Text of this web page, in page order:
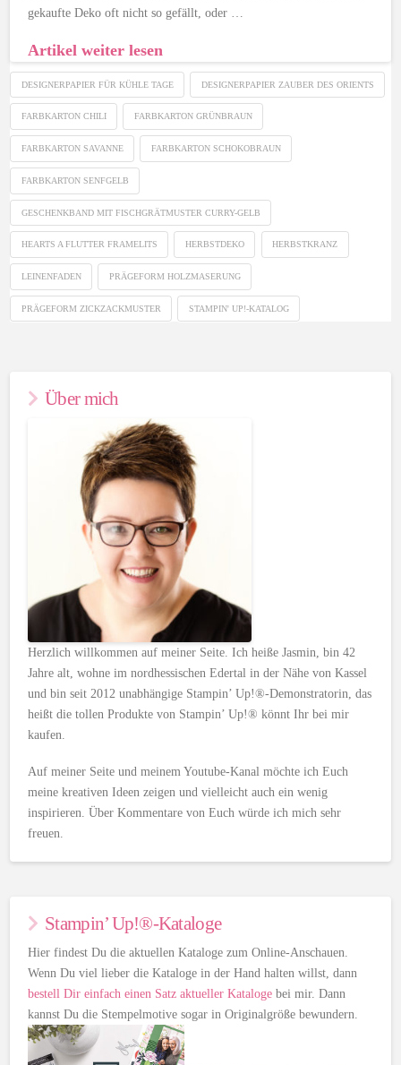
gekaufte Deko oft nicht so gefällt, oder …
Artikel weiter lesen
DESIGNERPAPIER FÜR KÜHLE TAGE DESIGNERPAPIER ZAUBER DES ORIENTS
FARBKARTON CHILI FARBKARTON GRÜNBRAUN
FARBKARTON SAVANNE FARBKARTON SCHOKOBRAUN
FARBKARTON SENFGELB
GESCHENKBAND MIT FISCHGRÄTMUSTER CURRY-GELB
HEARTS A FLUTTER FRAMELITS HERBSTDEKO HERBSTKRANZ
LEINENFADEN PRÄGEFORM HOLZMASERUNG
PRÄGEFORM ZICKZACKMUSTER STAMPIN' UP!-KATALOG
Über mich
Herzlich willkommen auf meiner Seite. Ich heiße Jasmin, bin 42
Jahre alt, wohne im nordhessischen Edertal in der Nähe von Kassel
und bin seit 2012 unabhängige Stampin’ Up!®-Demonstratorin, das
heißt die tollen Produkte von Stampin’ Up!® könnt Ihr bei mir
kaufen.
Auf meiner Seite und meinem Youtube-Kanal möchte ich Euch
meine kreativen Ideen zeigen und vielleicht auch ein wenig
inspirieren. Über Kommentare von Euch würde ich mich sehr
freuen.
Stampin’ Up!®-Kataloge
Hier findest Du die aktuellen Kataloge zum Online-Anschauen.
Wenn Du viel lieber die Kataloge in der Hand halten willst, dann
bestell Dir einfach einen Satz aktueller Kataloge bei mir. Dann
kannst Du die Stempelmotive sogar in Originalgröße bewundern.